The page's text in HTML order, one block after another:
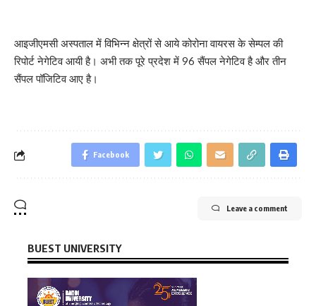
आइजीएमसी अस्पताल में विभिन्न क्षेत्रों से आये कोरोना वायरस के सेम्पल की
रिपोर्ट नेगेटिव आयी है। अभी तक पूरे प्रदेश में 96 सैंपल नेगेटिव है और तीन
सैंपल पॉजिटिव आए है।
Facebook
Leave a comment
BUEST UNIVERSITY